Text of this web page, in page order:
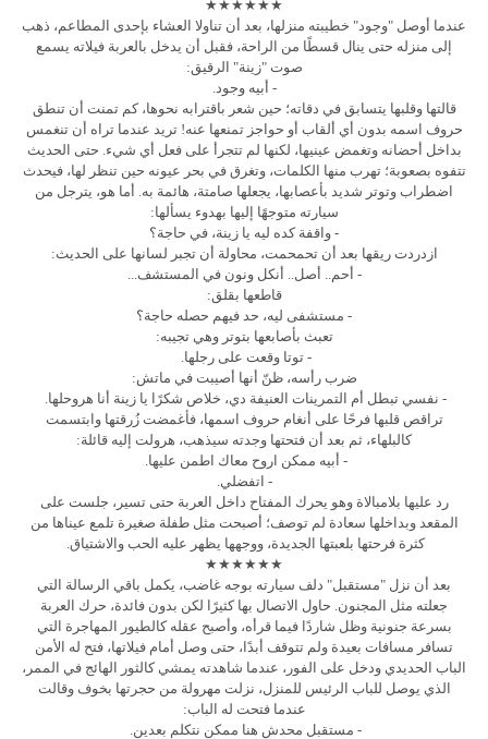
★★★★★★
عندما أوصل "وجود" خطيبته منزلها، بعد أن تناولا العشاء بإحدى المطاعم، ذهب
إلى منزله حتى ينال قسطًا من الراحة، فقبل أن يدخل بالعربة فيلاته يسمع
صوت "زينة" الرقيق:
- أبيه وجود.
قالتها وقلبها يتسابق في دقاته؛ حين شعر باقترابه نحوها، كم تمنت أن تنطق
حروف اسمه بدون أي ألقاب أو حواجز تمنعها عنه! تريد عندما تراه أن تنغمس
بداخل أحضانه وتغمض عينيها، لكنها لم تتجرأ على فعل أي شيء. حتى الحديث
تتفوه بصعوبة؛ تهرب منها الكلمات، وتغرق في بحر عيونه حين تنظر لها، فيحدث
اضطراب وتوتر شديد بأعصابها، يجعلها صامتة، هائمة به. أما هو، يترجل من
سيارته متوجهًا إليها بهدوء يسألها:
- واقفة كده ليه يا زينة، في حاجة؟
ازدردت ريقها بعد أن تحمحمت، محاولة أن تجبر لسانها على الحديث:
- أحم.. أصل.. أنكل ونون في المستشف...
قاطعها بقلق:
- مستشفى ليه، حد فيهم حصله حاجة؟
تعبث بأصابعها بتوتر وهي تجيبه:
- توتا وقعت على رجلها.
ضرب رأسه، ظنّ أنها أصيبت في ماتش:
- نفسي تبطل أم التمرينات العنيفة دي، خلاص شكرًا يا زينة أنا هروحلها.
تراقص قلبها فرحًا على أنغام حروف اسمها، فأغمضت زُرقتها وابتسمت
كالبلهاء، ثم بعد أن فتحتها وجدته سيذهب، هرولت إليه قائلة:
- أبيه ممكن اروح معاك اطمن عليها.
- اتفضلي.
رد عليها بلامبالاة وهو يحرك المفتاح داخل العربة حتى تسير، جلست على
المقعد وبداخلها سعادة لم توصف؛ أصبحت مثل طفلة صغيرة تلمع عيناها من
كثرة فرحتها بلعبتها الجديدة، ووجهها يظهر عليه الحب والاشتياق.
★★★★★★
بعد أن نزل "مستقبل" دلف سيارته بوجه غاضب، يكمل باقي الرسالة التي
جعلته مثل المجنون. حاول الاتصال بها كثيرًا لكن بدون فائدة، حرك العربة
بسرعة جنونية وظل شاردًا فيما قرأه، وأصبح عقله كالطيور المهاجرة التي
تسافر مسافات بعيدة ولم تتوقف أبدًا، حتى وصل أمام فيلاتها، فتح له الأمن
الباب الحديدي ودخل على الفور، عندما شاهدته يمشي كالثور الهائج في الممر،
الذي يوصل للباب الرئيس للمنزل، نزلت مهرولة من حجرتها بخوف وقالت
عندما فتحت له الباب:
- مستقبل محدش هنا ممكن نتكلم بعدين.